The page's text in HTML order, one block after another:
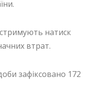
стримують натиск
втрат.
зафіксовано 172